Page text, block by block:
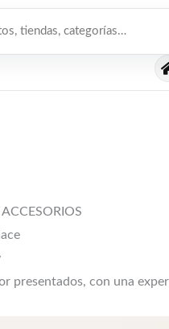
presentados, con una